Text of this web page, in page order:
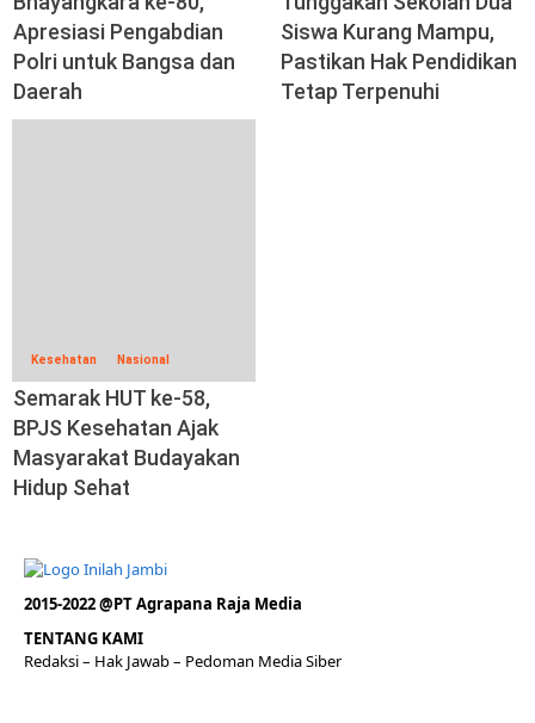
Apresiasi Pengabdian
Polri untuk Bangsa dan
Daerah
Siswa Kurang Mampu,
Pastikan Hak Pendidikan
Tetap Terpenuhi
Kesehatan Nasional
Semarak HUT ke-58,
BPJS Kesehatan Ajak
Masyarakat Budayakan
Hidup Sehat
2015-2022 @PT Agrapana Raja Media
TENTANG KAMI
Redaksi– Hak Jawab – Pedoman Media Siber